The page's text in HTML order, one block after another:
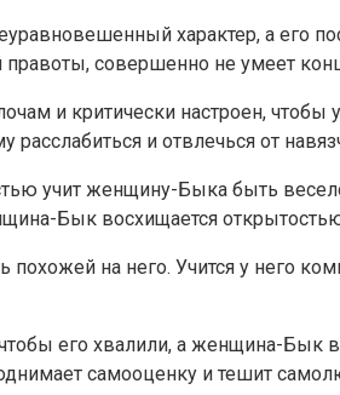
характер, а его
правоты, совершенно не умеет
и критически настроен,
расслабиться и отвлечься от
учит женщину-Быка быть
Бык восхищается
похожей на него. Учится у него
его хвалили, а женщина-Бык
самооценку и тешит